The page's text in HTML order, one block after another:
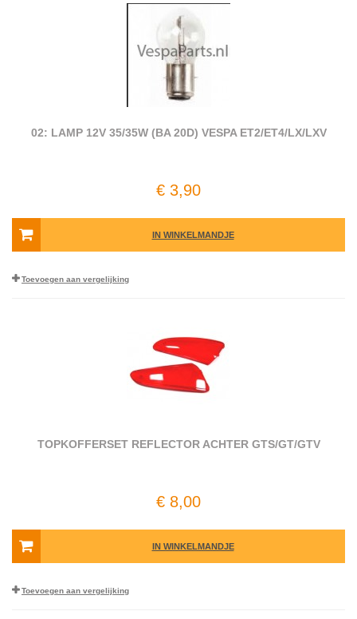
02: LAMP 12V 35/35W (BA 20D) VESPA ET2/ET4/LX/LXV
€ 3,90
IN WINKELMANDJE
Toevoegen aan vergelijking
TOPKOFFERSET REFLECTOR ACHTER GTS/GT/GTV
€ 8,00
IN WINKELMANDJE
Toevoegen aan vergelijking